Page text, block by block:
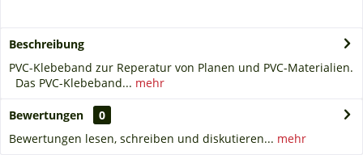
Beschreibung
PVC-Klebeband zur Reperatur von Planen und PVC-Materialien.
Das PVC-Klebeband... mehr
Bewertungen
0
Bewertungen lesen, schreiben und diskutieren... mehr